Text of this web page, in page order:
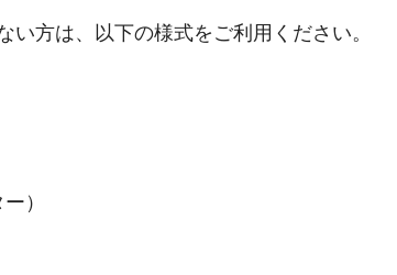
方は、以下の様式をご利用ください。
）